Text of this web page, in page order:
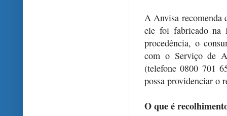
A Anvisa recomenda
ele foi fabricado na
procedência, o
com o Serviço de
(telefone 0800 701
possa providenciar o
O que é